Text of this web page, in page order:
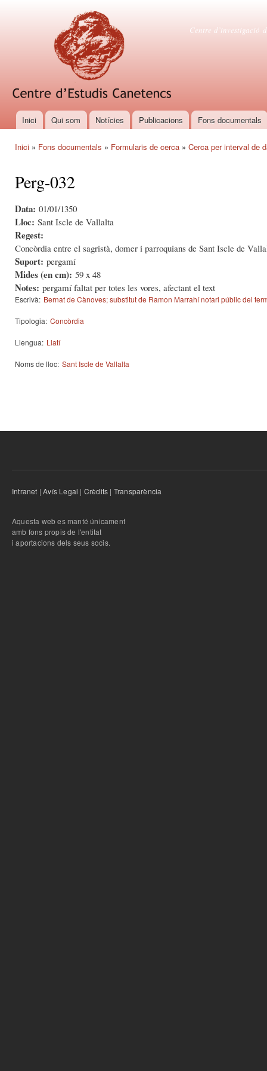
Centre
Centre
Menú principal
Inici Qui som Notícies Publicacions Fons documentals
Inici » Fons documentals » Formularis de cerca » Cerca per interval de
Perg-032
Data: 01/01/1350
Lloc: Sant Iscle de Vallalta
Regest:
Concòrdia entre el sagristà, domer i parroquians de Sant Iscle de
Suport: pergamí
Mides (en cm): 59 x 48
Notes: pergamí faltat per totes les vores, afectant el text
Escrivà: Bernat de Cànoves; substitut de Ramon Marrahí notari públic del
Tipologia: Concòrdia
Llengua: Llatí
Noms de lloc: Sant Iscle de Vallalta
Intranet |Avís Legal | Crèdits | Transparència
Aquesta web es manté únicament
amb fons propis de l'entitat
i aportacions dels seus socis.